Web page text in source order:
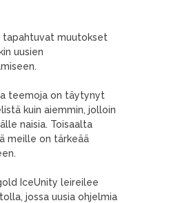
tapahtuvat muutokset
uusien
teemoja on täytynyt
kuin aiemmin, jolloin
naisia. Toisaalta
meille on tärkeää
IceUnity leireilee
jossa uusia ohjelmia